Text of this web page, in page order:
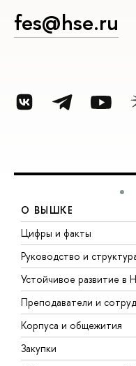
fes@hse.ru
О ВЫШКЕ
Цифры и факты
Руководство и
Устойчивое развитие
Преподаватели и
Корпуса и общежития
Закупки